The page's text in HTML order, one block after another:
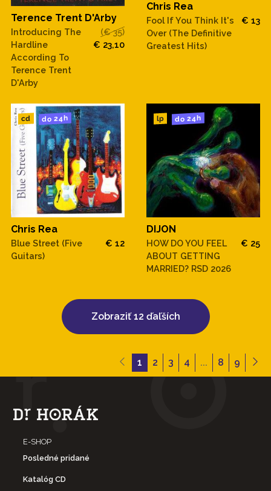
Terence Trent D'Arby
Introducing The
Hardline
According To
Terence Trent
D'Arby
(€ 35)
€ 23,10
Chris Rea
Fool If You Think It's
Over (The Definitive
Greatest Hits)
€ 13
cd do 24h
Chris Rea
Blue Street (Five
Guitars)
€ 12
lp do 24h
DIJON
HOW DO YOU FEEL
ABOUT GETTING
MARRIED? RSD 2026
€ 25
Zobraziť 12 ďaľších
1 2 3 4 ... 8 9
E-SHOP
Posledné pridané
Katalóg CD